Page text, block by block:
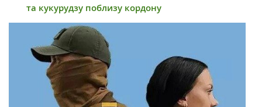
та кукурудзу поблизу кордону